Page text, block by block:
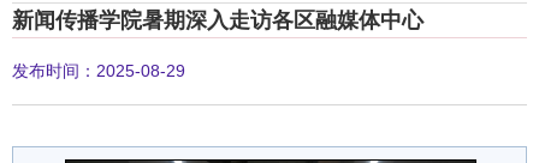
新闻传播学院暑期深入走访各区融媒体中心
发布时间：2025-08-29